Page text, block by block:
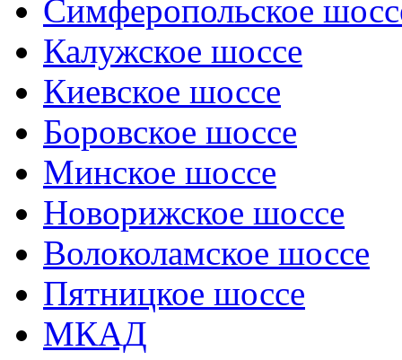
Симферопольское
Калужское шоссе
Киевское шоссе
Боровское шоссе
Минское шоссе
Новорижское шоссе
Волоколамское шоссе
Пятницкое шоссе
МКАД